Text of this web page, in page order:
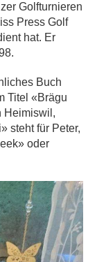
Golfturnieren
Press Golf
hat. Er
Buch
Titel «Brägu
Heimiswil,
steht für Peter,
oder